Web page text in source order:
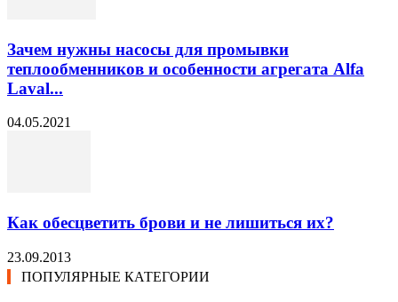
Зачем нужны насосы для промывки
теплообменников и особенности агрегата Alfa
Laval...
04.05.2021
Как обесцветить брови и не лишиться их?
23.09.2013
ПОПУЛЯРНЫЕ КАТЕГОРИИ